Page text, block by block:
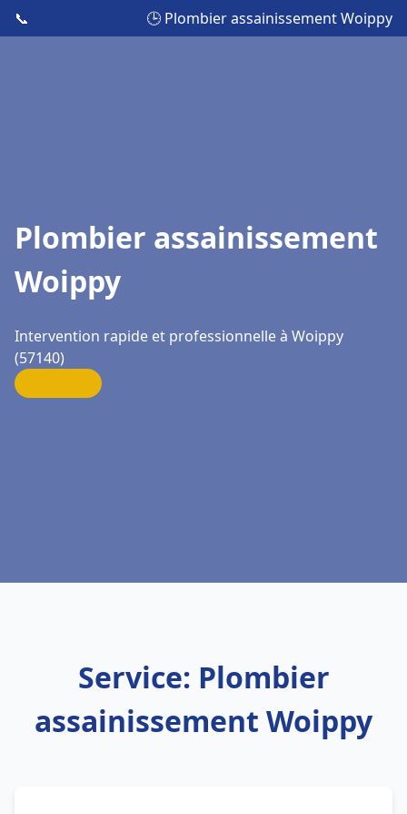
📞 🕒 Plombier assainissement Woippy
Plombier assainissement
Woippy
Intervention rapide et professionnelle à Woippy
(57140)
Service: Plombier
assainissement Woippy